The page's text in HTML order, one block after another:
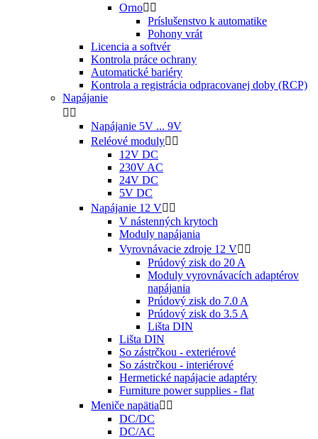
Orno 
Príslušenstvo k automatike
Pohony vrát
Licencia a softvér
Kontrola práce ochrany
Automatické bariéry
Kontrola a registrácia odpracovanej doby (RCP)
Napájanie
 
Napájanie 5V ... 9V
Reléové moduly 
12V DC
230V AC
24V DC
5V DC
Napájanie 12 V 
V nástenných krytoch
Moduly napájania
Vyrovnávacie zdroje 12 V 
Prúdový zisk do 20 A
Moduly vyrovnávacích adaptérov
napájania
Prúdový zisk do 7.0 A
Prúdový zisk do 3.5 A
Lišta DIN
Lišta DIN
So zástrčkou - exteriérové
So zástrčkou - interiérové
Hermetické napájacie adaptéry
Furniture power supplies - flat
Meniče napätia 
DC/DC
DC/AC